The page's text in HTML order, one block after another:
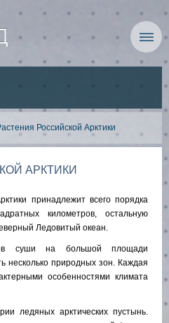
Российской Арктики
АРКТИКИ
принадлежит всего порядка
километров, остальную
Ледовитый океан.
суши на большой площади
несколько природных зон. Каждая
особенностями климата
ледяных арктических пустынь.